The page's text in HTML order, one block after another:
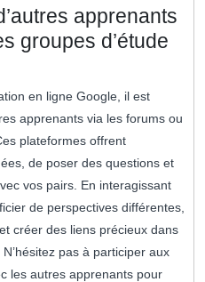
apprenants
groupes d’étude
en ligne Google, il est
apprenants via les forums ou
plateformes offrent
de poser des questions et
vos pairs. En interagissant
de perspectives différentes,
créer des liens précieux dans
pas à participer aux
les autres apprenants pour